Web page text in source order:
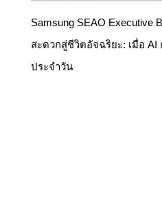
Samsung SEAO Executive
สะดวกสู่ชีวิตอัจฉริยะ: เมื่อ
ประจำวัน